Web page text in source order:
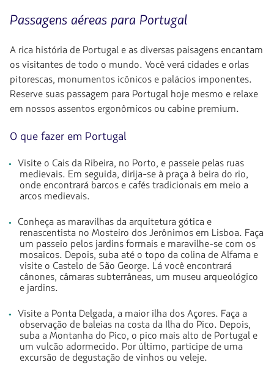
e
volta
cabine
Economy.
Voo
com
conexão
4996.84,
incluídas.
null.
Passagens aéreas para Portugal
A rica história de Portugal e as diversas paisagens encantam
os visitantes de todo o mundo. Você verá cidades e orlas
pitorescas, monumentos icônicos e palácios imponentes.
Reserve suas passagem para Portugal hoje mesmo e relaxe
em nossos assentos ergonômicos ou cabine premium.
O que fazer em Portugal
Visite o Cais da Ribeira, no Porto, e passeie pelas ruas
medievais. Em seguida, dirija-se à praça à beira do rio,
onde encontrará barcos e cafés tradicionais em meio a
arcos medievais.
Conheça as maravilhas da arquitetura gótica e
renascentista no Mosteiro dos Jerônimos em Lisboa. Faça
um passeio pelos jardins formais e maravilhe-se com os
mosaicos. Depois, suba até o topo da colina de Alfama e
visite o Castelo de São George. Lá você encontrará
cânones, câmaras subterrâneas, um museu arqueológico
e jardins.
Visite a Ponta Delgada, a maior ilha dos Açores. Faça a
observação de baleias na costa da Ilha do Pico. Depois,
suba a Montanha do Pico, o pico mais alto de Portugal e
um vulcão adormecido. Por último, participe de uma
excursão de degustação de vinhos ou veleje.